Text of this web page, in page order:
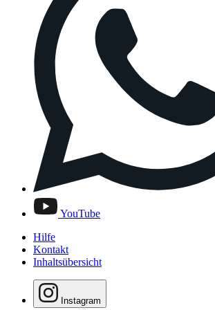
YouTube
Hilfe
Kontakt
Inhaltsübersicht
Instagram